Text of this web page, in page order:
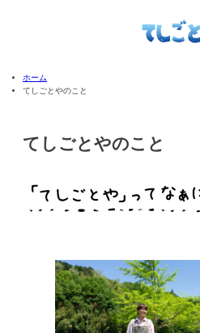
ホーム
てしごとやのこと
てしごとやのこと